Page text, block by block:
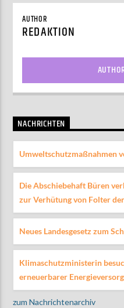
AUTHOR
REDAKTION
NACHRICHTEN
Umweltschutzmaßnahmen
Die Abschiebehaft Büren
zur Verhütung von Folter
Neues Landesgesetz zum
Klimaschutzministerin
erneuerbarer
zum Nachrichtenarchiv